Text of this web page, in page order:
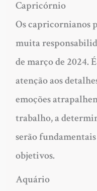
Capricórnio
Os capricornianos
muita
de março de 2024.
atenção aos
emoções
trabalho, a
serão
objetivos.
Aquário